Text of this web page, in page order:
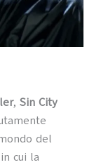
, Sin City
del
cui la